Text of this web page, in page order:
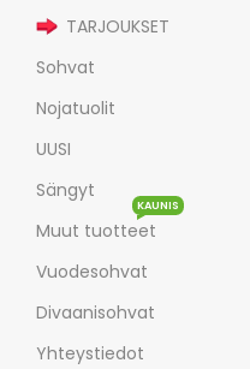
TARJOUKSET
Sohvat
Nojatuolit
UUSI
Sängyt
Muut tuotteet
KAUNIS
Vuodesohvat
Divaanisohvat
Yhteystiedot